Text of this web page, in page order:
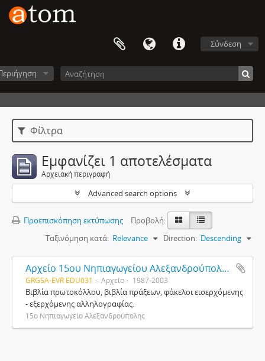
Σύνδεση
Φίλτρα
Εμφανίζει 1 αποτελέσματα
Αρχειακή περιγραφή
Advanced search options
Προεπισκόπηση εκτύπωσης
Προβολή:
Ταξινόμηση κατά: Relevance Direction: Descending
Αρχείο 15ου Νηπιαγωγείου Αλεξανδρούπολης
GRGSA-EVR EDU031 Αρχείο 1987-2003
Βιβλία πρωτοκόλλου, βιβλία πράξεων, φάκελοι εισερχόμενης
- εξερχόμενης αλληλογραφίας.
15ο Νηπιαγωγείο Αλεξανδρούπολης